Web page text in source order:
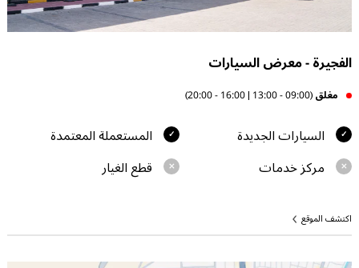
الفجيرة - معرض السيارات
مغلق(09:00 - 13:00 | 16:00 - 20:00)
السيارات الجديدة
المستعملة المعتمدة
مركز خدمات
قطع الغيار
اكتشف الموقع